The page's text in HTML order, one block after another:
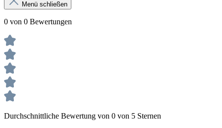
Menü schließen
0 von 0 Bewertungen
Durchschnittliche Bewertung von 0 von 5 Sternen